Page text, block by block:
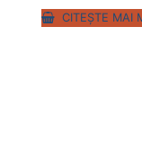
CITEȘTE MAI